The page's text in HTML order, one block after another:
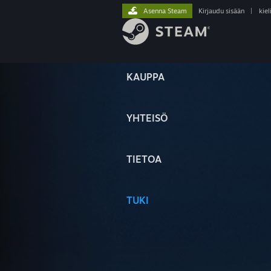
KAUPPA
YHTEISÖ
TIETOA
TUKI
Asenna Steam Kirjaudu sisään kieli